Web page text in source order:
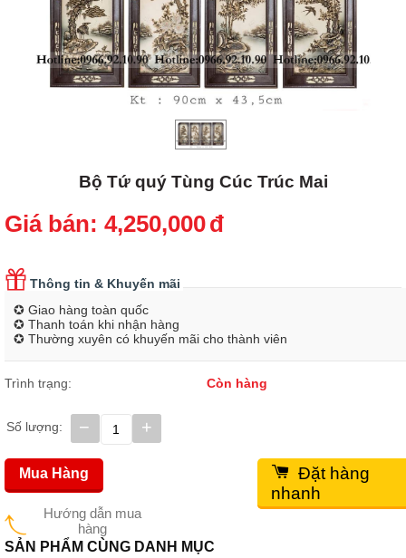
Bộ Tứ quý Tùng Cúc Trúc Mai
Giá bán: 4,250,000đ
Thông tin & Khuyến mãi
✪ Giao hàng toàn quốc
✪ Thanh toán khi nhận hàng
✪ Thường xuyên có khuyến mãi cho thành viên
Trình trạng: Còn hàng
Số lượng: +
−
Hướng dẫn mua
hàng
Mua Hàng
Đặt hàng
nhanh
SẢN PHẨM CÙNG DANH MỤC